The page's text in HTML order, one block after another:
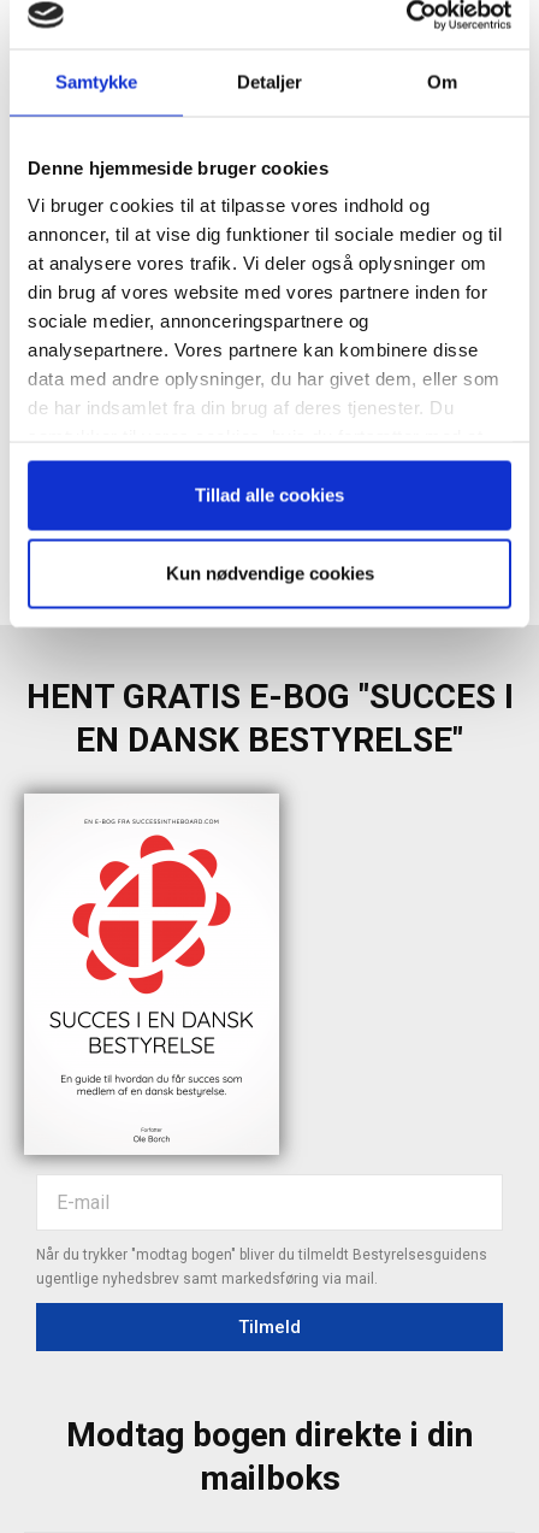
Samtykke Detaljer Om
Denne hjemmeside bruger cookies
Vi bruger cookies til at tilpasse vores indhold og
annoncer, til at vise dig funktioner til sociale medier og til
at analysere vores trafik. Vi deler også oplysninger om
din brug af vores website med vores partnere inden for
sociale medier, annonceringspartnere og
analysepartnere. Vores partnere kan kombinere disse
data med andre oplysninger, du har givet dem, eller som
de har indsamlet fra din brug af deres tjenester. Du
anvende vores hjemmeside.
Tillad alle cookies
Kun nødvendige cookies
Generalforsamling
Årsbudget/likviditet Årsforventning
Bestyr.evaluering
Bestyrelsens Information
Bestyrelsens Kompetencer
Bestyrelsesevaluering
Branchetendens
Evaluering Af Ceo
Evaluering Revision
Formandens Opgaver
Intern-Ekstern Kommunikation
HENT GRATIS E-BOG "SUCCES I
EN DANSK BESTYRELSE"
Når du trykker "modtag bogen" bliver du tilmeldt Bestyrelsesguidens
ugentlige nyhedsbrev samt markedsføring via mail.
Tilmeld
Modtag bogen direkte i din
mailboks